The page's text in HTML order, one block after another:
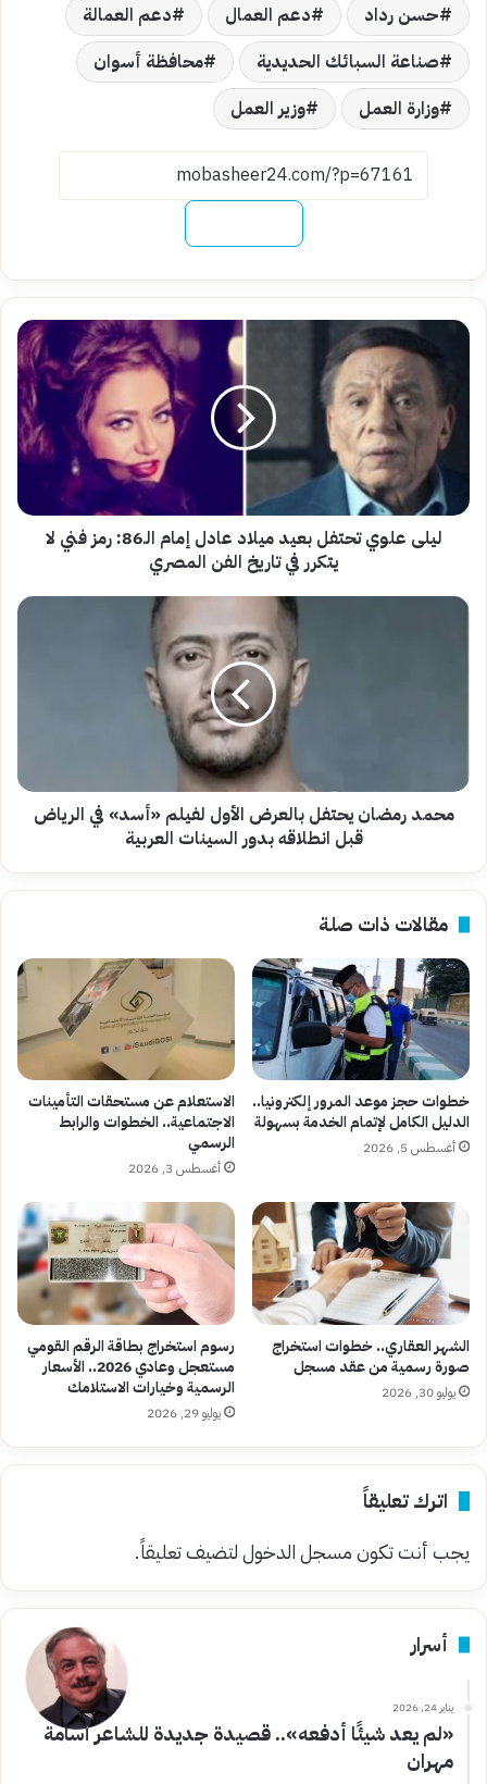
حسن رداد
دعم العمال
دعم العمالة
صناعة السبائك الحديدية
محافظة أسوان
وزارة العمل
وزير العمل
ليلى
علوي
تحتفل
بعيد
ميلاد
عادل
إمام
الـ86:
رمز
في
ليلى علوي تحتفل بعيد ميلاد عادل إمام الـ86: رمز فني لا
يتكرر في تاريخ الفن المصري
محمد
الرياض
قبل
السينات
محمد رمضان يحتفل بالعرض الأول لفيلم «أسد» في الرياض
قبل انطلاقه بدور السينات العربية
مقالات ذات صلة
خطوات حجز موعد المرور إلكترونيا..
الدليل الكامل لإتمام الخدمة بسهولة
أغسطس 5, 2026
الاستعلام عن مستحقات التأمينات
الاجتماعية.. الخطوات والرابط
الرسمي
أغسطس 3, 2026
الشهر العقاري.. خطوات استخراج
صورة رسمية من عقد مسجل
يوليو 30, 2026
رسوم استخراج بطاقة الرقم القومي
مستعجل وعادي 2026.. الأسعار
الرسمية وخيارات الاستلامك
يوليو 29, 2026
اترك تعليقاً
يجب أنت تكونمسجل الدخوللتضيف تعليقاً.
أسرار
يناير 24, 2026
«لم يعد شيئًا أدفعه».. قصيدة جديدة للشاعر أسامة
مهران